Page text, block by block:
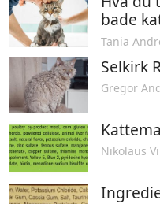
bade
Tania
Selkirk
Gregor
Nikolaus